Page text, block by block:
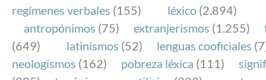
regímenes verbales (155) léxico (2.894)
antropónimos (75) extranjerismos (1.255)
(649)
latinismos (52) lenguas cooficiales
neologismos (162) pobreza léxica (111)